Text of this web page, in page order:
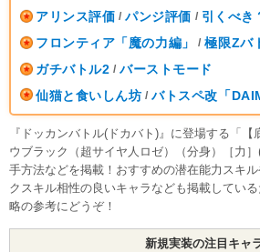
アリンス評価 / パンジ評価 / 引くべき
フロンティア「魔の力編」
/ 極限Zバ
ガチバトル2 / バーストモード
仙猫と食いしん坊 / バトスペ改「
『ドッカンバトル(ドカバト)』に登場する「
ウブラック（超サイヤ人ロゼ）（分身）［力
手方法などを掲載！おすすめの潜在能力スキ
クスキル相性の良いキャラなども掲載してい
略の参考にどうぞ！
新規実装の注目キャ